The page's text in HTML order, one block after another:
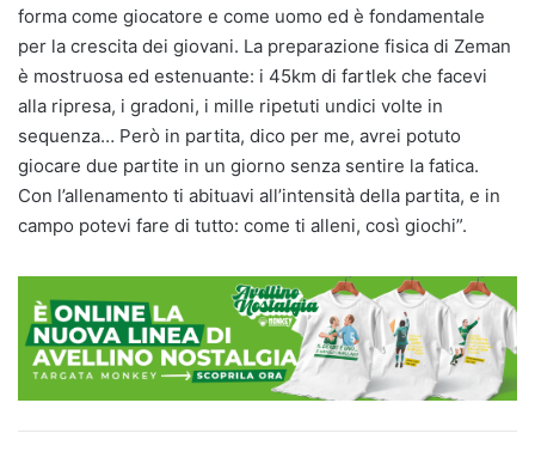
forma come giocatore e come uomo ed è fondamentale
per la crescita dei giovani. La preparazione fisica di Zeman
è mostruosa ed estenuante: i 45km di fartlek che facevi
alla ripresa, i gradoni, i mille ripetuti undici volte in
sequenza… Però in partita, dico per me, avrei potuto
giocare due partite in un giorno senza sentire la fatica.
Con l’allenamento ti abituavi all’intensità della partita, e in
campo potevi fare di tutto: come ti alleni, così giochi”.